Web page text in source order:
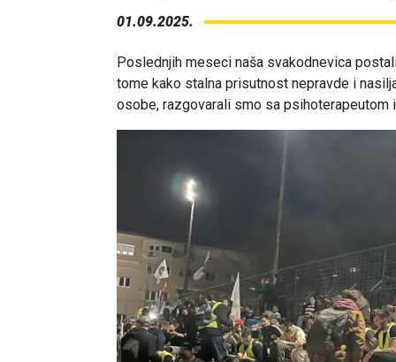
01.09.2025.
Poslednjih meseci naša svakodnevica
tome kako stalna prisutnost nepravde i
osobe, razgovarali smo sa